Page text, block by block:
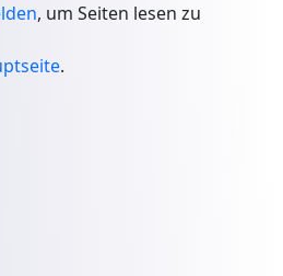
, um Seiten lesen zu
.